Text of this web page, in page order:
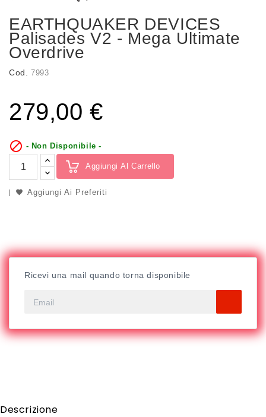
EARTHQUAKER DEVICES
Palisades V2 - Mega Ultimate
Overdrive
Cod. 7993
279,00 €
 - Non Disponibile -
Aggiungi Al Carrello
Aggiungi Ai Preferiti
Ricevi una mail quando torna disponibile
Descrizione